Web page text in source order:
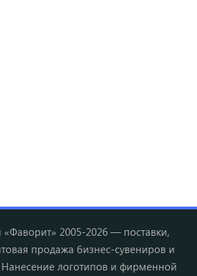
2005-2026 — поставки,
продажа бизнес-сувениров и
логотипов и фирменной